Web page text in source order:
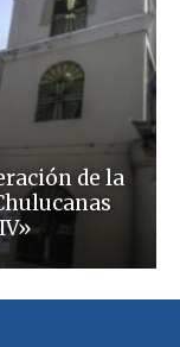
de la